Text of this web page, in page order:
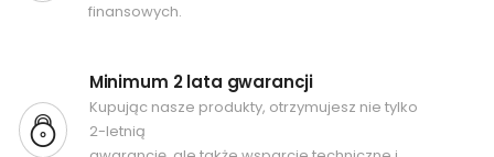
finansowych.
Minimum 2 lata gwarancji
Kupując nasze produkty, otrzymujesz nie tylko
2-letnią